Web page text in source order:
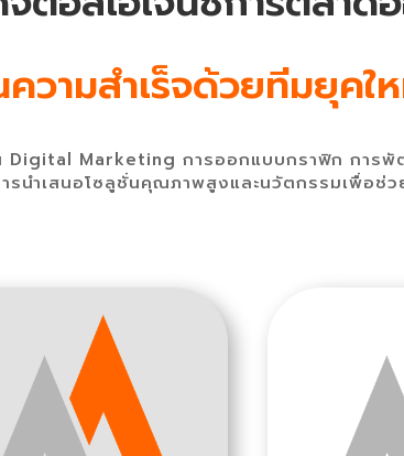
วามสำเร็จด้วยทีมยุคใ
Digital Marketing การออกแบบกราฟิก การพั
รนำเสนอโซลูชั่นคุณภาพสูงและนวัตกรรมเพื่อช่